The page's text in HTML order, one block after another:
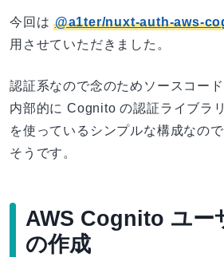
今回は@a1ter/nuxt-auth-aws-
用させていただきました。
認証系なので念のためソースコー
内部的に Cognito の認証ライブラ
を使っているシンプルな構成なの
そうです。
AWS Cognito ユー
の作成